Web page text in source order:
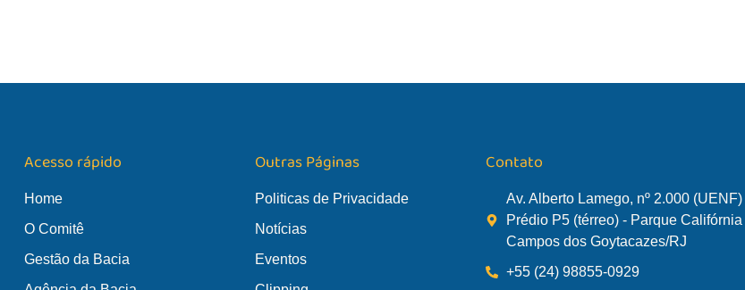
Acesso rápido
Home
O Comitê
Gestão da Bacia
Outras Páginas
Politicas de Privacidade
Notícias
Eventos
Contato
Av. Alberto Lamego, nº 2.000 (UENF)
Prédio P5 (térreo) - Parque Califórnia
Campos dos Goytacazes/RJ
+55 (24) 98855-0929